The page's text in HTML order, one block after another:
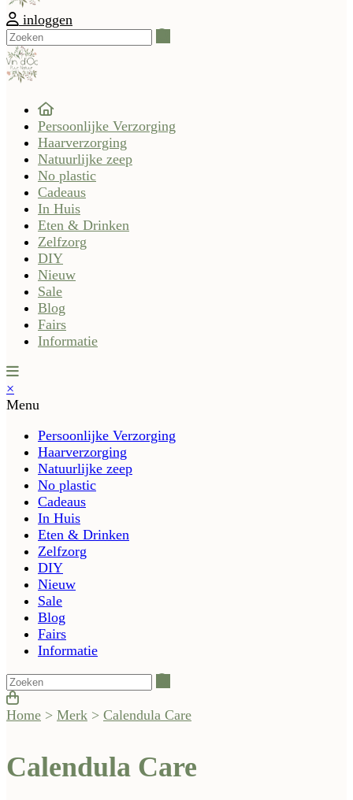
inloggen
Persoonlijke Verzorging
Haarverzorging
Natuurlijke zeep
No plastic
Cadeaus
In Huis
Eten & Drinken
Zelfzorg
DIY
Nieuw
Sale
Blog
Fairs
Informatie
×
Menu
Persoonlijke Verzorging
Haarverzorging
Natuurlijke zeep
No plastic
Cadeaus
In Huis
Eten & Drinken
Zelfzorg
DIY
Nieuw
Sale
Blog
Fairs
Informatie
Home > Merk > Calendula Care
Calendula Care